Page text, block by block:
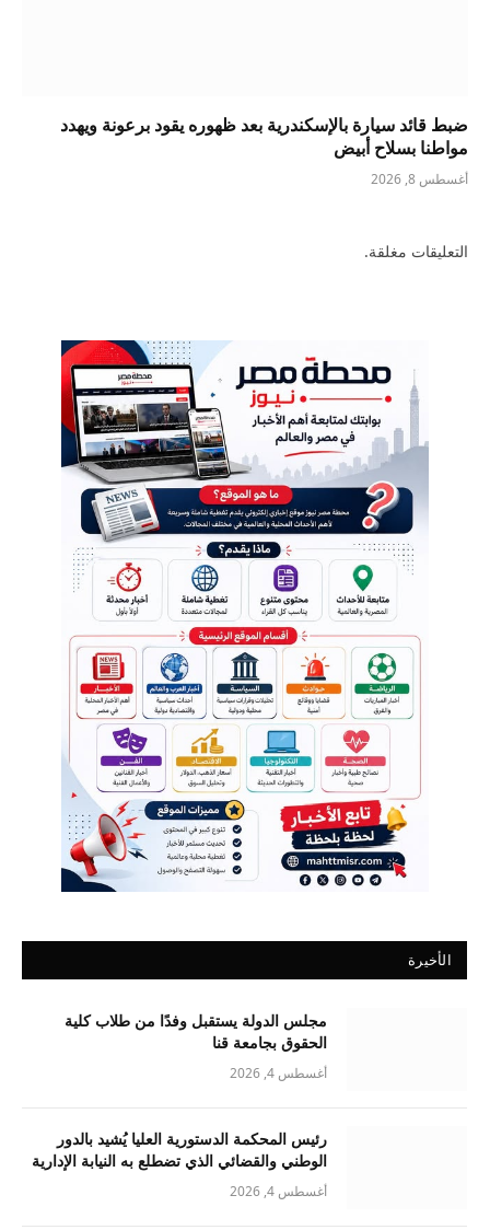
ضبط قائد سيارة بالإسكندرية بعد ظهوره يقود برعونة ويهدد
مواطنا بسلاح أبيض
أغسطس 8, 2026
التعليقات مغلقة.
الأخيرة
مجلس الدولة يستقبل وفدًا من طلاب كلية
الحقوق بجامعة قنا
أغسطس 4, 2026
رئيس المحكمة الدستورية العليا يُشيد بالدور
الوطني والقضائي الذي تضطلع به النيابة الإدارية
أغسطس 4, 2026